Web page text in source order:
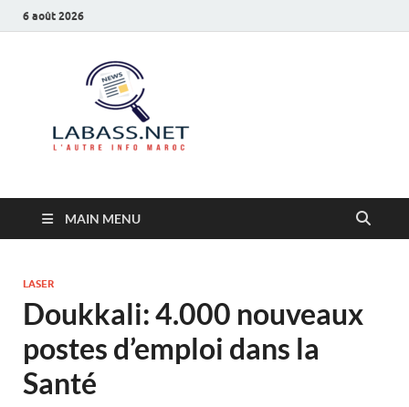
6 août 2026
MAIN MENU
LASER
Doukkali: 4.000 nouveaux
postes d’emploi dans la
Santé